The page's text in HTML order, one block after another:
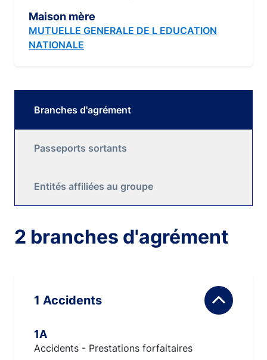
Maison mère
MUTUELLE GENERALE DE L EDUCATION
NATIONALE
Branches d'agrément
Passeports sortants
Entités affiliées au groupe
2 branches d'agrément
1 Accidents
1A
Accidents - Prestations forfaitaires